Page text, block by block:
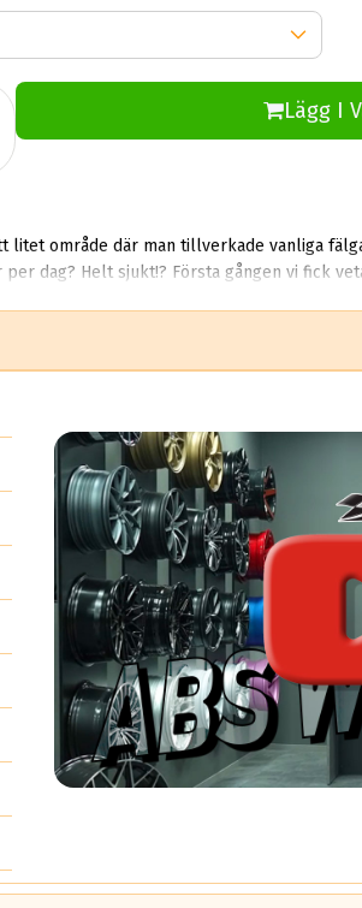
Lägg I
område där man tillverkade vanliga
dag? Helt sjukt!? Första gången vi fick